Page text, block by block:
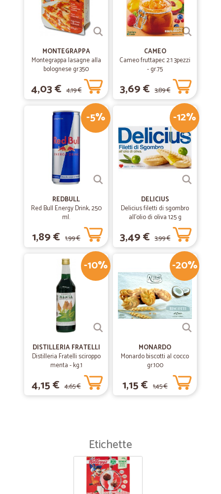
MONTEGRAPPA
Montegrappa lasagne alla
bolognese gr.350
4,03 € 4,19 €
CAMEO
Cameo fruttapec 2:1 3pezzi
- gr.75
3,69 € 3,89 €
-5%
REDBULL
Red Bull Energy Drink, 250
ml.
1,89 € 1,99 €
-12%
DELICIUS
Delicius filetti di sgombro
all'olio di oliva 125 g
3,49 € 3,99 €
-10%
DISTILLERIA FRATELLI
Distilleria Fratelli sciroppo
menta - kg.1
4,15 € 4,65 €
-20%
MONARDO
Monardo biscotti al cocco
gr.100
1,15 € 1,45 €
Etichette